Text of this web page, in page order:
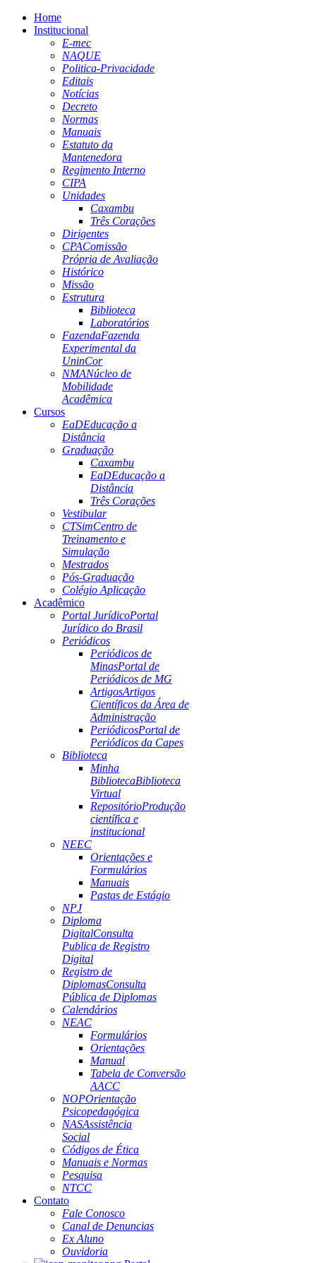
Home
Institucional
E-mec
NAQUE
Politica-Privacidade
Editais
Notícias
Decreto
Normas
Manuais
Estatuto da
Mantenedora
Regimento Interno
CIPA
Unidades
Caxambu
Três Corações
Dirigentes
CPAComissão
Própria de Avaliação
Histórico
Missão
Estrutura
Biblioteca
Laboratórios
FazendaFazenda
Experimental da
UninCor
NMANúcleo de
Mobilidade
Acadêmica
Cursos
EaDEducação a
Distância
Graduação
Caxambu
EaDEducação a
Distância
Três Corações
Vestibular
CTSimCentro de
Treinamento e
Simulação
Mestrados
Pós-Graduação
Colégio Aplicação
Acadêmico
Portal JurídicoPortal
Jurídico do Brasil
Periódicos
Periódicos de
MinasPortal de
Periódicos de MG
ArtigosArtigos
Científicos da Área de
Administração
PeriódicosPortal de
Periódicos da Capes
Biblioteca
Minha
BibliotecaBiblioteca
Virtual
RepositórioProdução
científica e
institucional
NEEC
Orientações e
Formulários
Manuais
Pastas de Estágio
NPJ
Diploma
DigitalConsulta
Publica de Registro
Digital
Registro de
DiplomasConsulta
Pública de Diplomas
Calendários
NEAC
Formulários
Orientações
Manual
Tabela de Conversão
AACC
NOPOrientação
Psicopedagógica
NASAssistência
Social
Códigos de Ética
Manuais e Normas
Pesquisa
NTCC
Contato
Fale Conosco
Canal de Denuncias
Ex Aluno
Ouvidoria